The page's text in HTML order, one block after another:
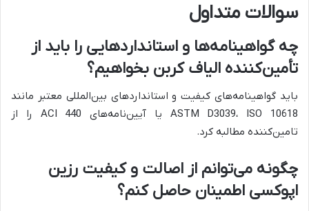
سوالات متداول
چه گواهینامه‌ها و استانداردهایی را باید از
تأمین‌کننده الیاف کربن بخواهیم؟
باید گواهینامه‌های کیفیت و استانداردهای بین‌المللی معتبر مانند
ASTM D3039، ISO 10618 یا آیین‌نامه‌های ACI 440 را از
تامین‌کننده مطالبه کرد.
چگونه می‌توانم از اصالت و کیفیت رزین
اپوکسی اطمینان حاصل کنم؟